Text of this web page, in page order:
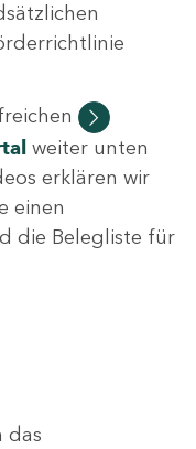
weiter unten
erklären wir
einen
die Belegliste für
das